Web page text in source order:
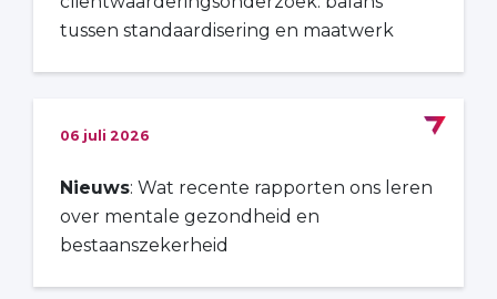
tussen standaardisering en maatwerk
06 juli 2026
Nieuws: Wat recente rapporten ons leren
over mentale gezondheid en
bestaanszekerheid